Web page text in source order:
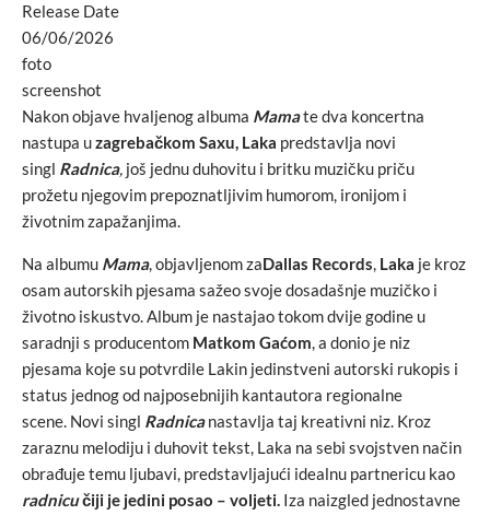
Release Date
06/06/2026
foto
screenshot
Nakon objave hvaljenog albuma Mamate dva koncertna
nastupa uzagrebačkom Saxu, Laka predstavlja novi
singl Radnica, još jednu duhovitu i britku muzičku priču
prožetu njegovim prepoznatljivim humorom, ironijom i
životnim zapažanjima.
Na albumu Mama, objavljenom zaDallas Records, Laka je kroz
osam autorskih pjesama sažeo svoje dosadašnje muzičko i
životno iskustvo. Album je nastajao tokom dvije godine u
saradnji s producentom Matkom Gaćom, a donio je niz
pjesama koje su potvrdile Lakin jedinstveni autorski rukopis i
status jednog od najposebnijih kantautora regionalne
scene. Novi singl Radnicanastavlja taj kreativni niz. Kroz
zaraznu melodiju i duhovit tekst, Laka na sebi svojstven način
obrađuje temu ljubavi, predstavljajući idealnu partnericu kao
radnicučiji je jedini posao – voljeti. Iza naizgled jednostavne